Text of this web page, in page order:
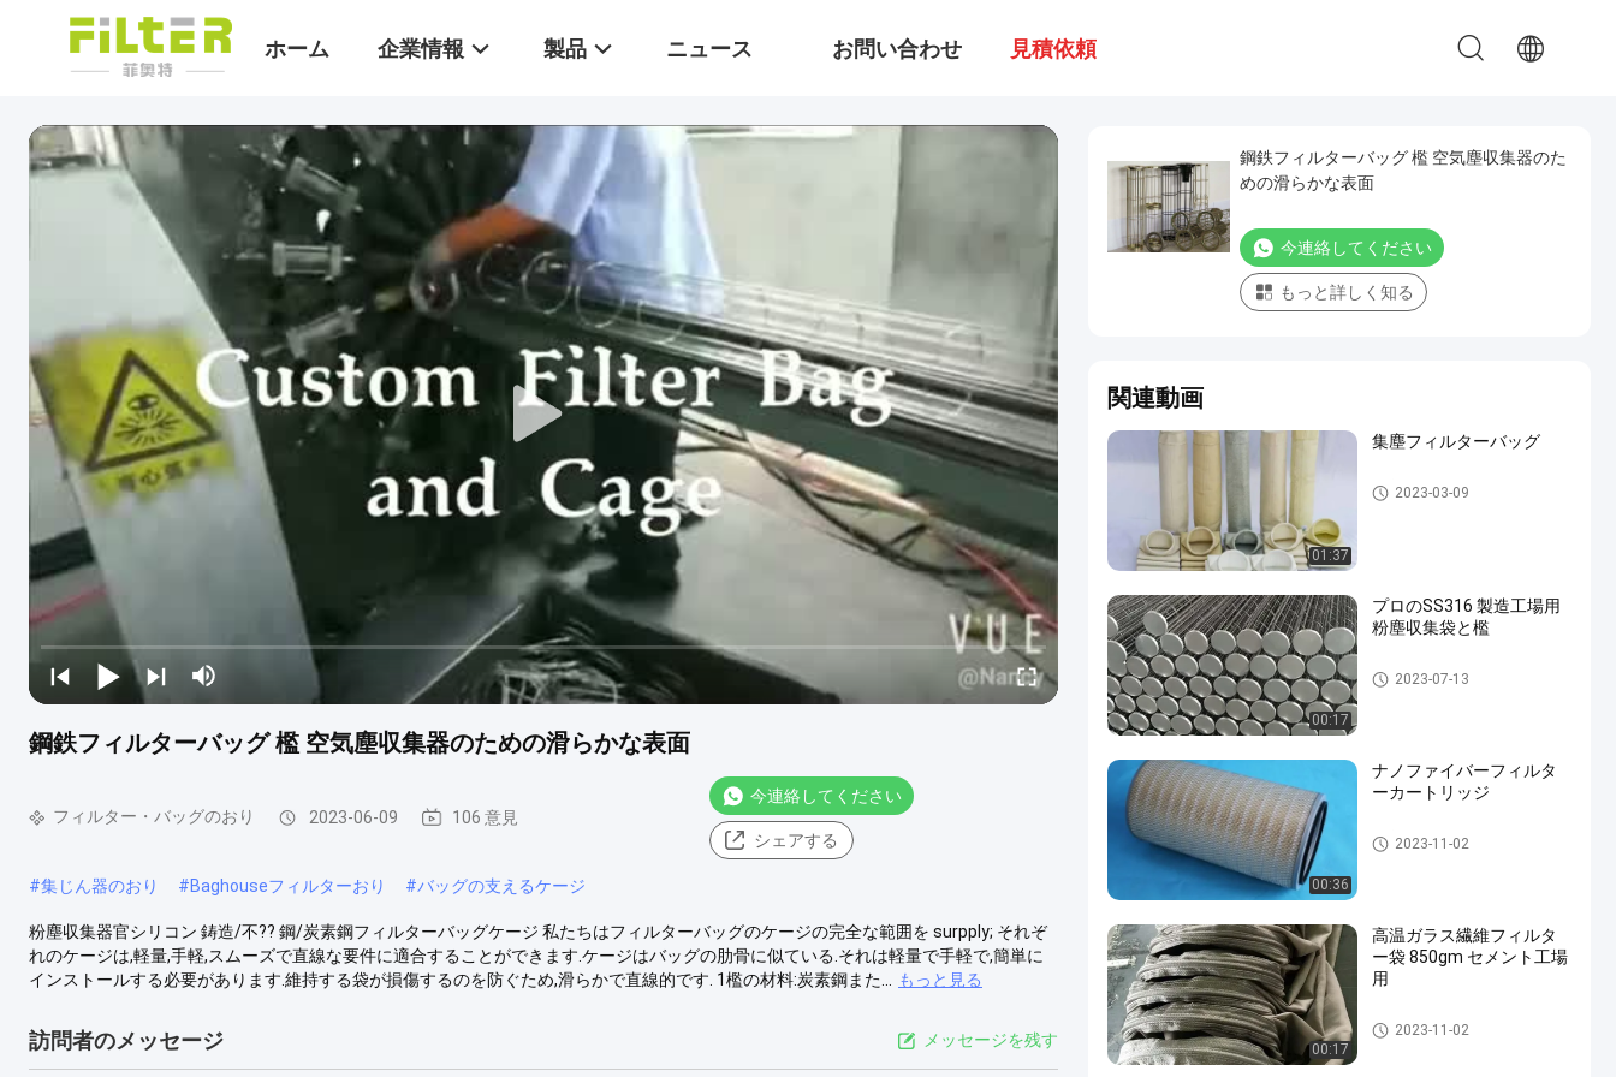
ホーム 企業情報 製品 ニュース お問い合わせ 見積依頼
鋼鉄フィルターバッグ 檻 空気塵収集器のための滑らかな表面
フィルター・バッグのおり 2023-06-09 106 意見
今連絡してください
シェアする
#集じん器のおり #Baghouseフィルターおり #バッグの支えるケージ
粉塵収集器官シリコン 鋳造/不?? 鋼/炭素鋼フィルターバッグケージ 私たちはフィルターバッグのケージの完全な範囲を surpply; それぞ
れのケージは,軽量,手軽,スムーズで直線な要件に適合することができます.ケージはバッグの肋骨に似ている.それは軽量で手軽で,簡単に
インストールする必要があります.維持する袋が損傷するのを防ぐため,滑らかで直線的です. 1檻の材料:炭素鋼また...
もっと見る
訪問者のメッセージ メッセージを残す
鋼鉄フィルターバッグ 檻 空気塵収集器のた
めの滑らかな表面
今連絡してください
もっと詳しく知る
関連動画
01:37
集塵フィルターバッグ
集塵フィルターバッグ
2023-03-09
00:17
プロのSS316 製造工場用
粉塵収集袋と檻
フィルター・バッグのおり
2023-07-13
00:36
ナノファイバーフィルタ
ーカートリッジ
集塵フィルターバッグ
2023-11-02
00:17
高温ガラス繊維フィルタ
ー袋 850gm セメント工場
用
フィルター・バッグのおり
2023-11-02